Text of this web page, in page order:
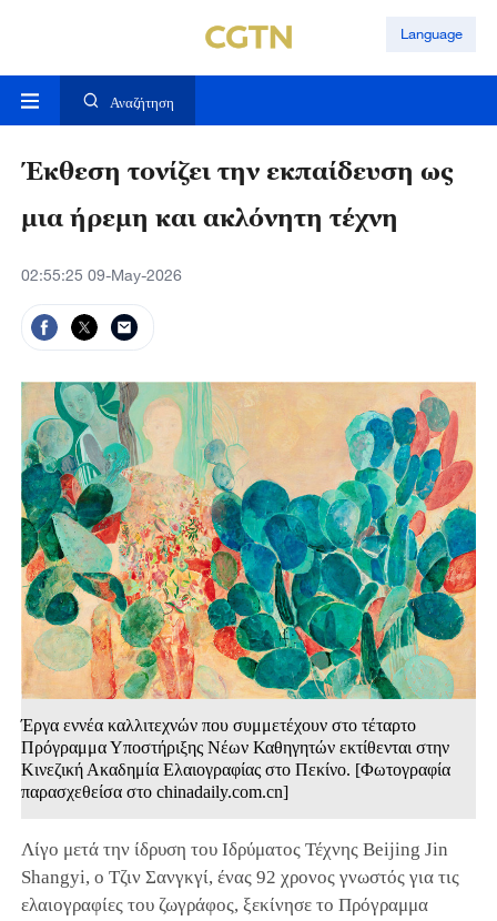
Language
Αναζήτηση
Έκθεση τονίζει την εκπαίδευση ως
μια ήρεμη και ακλόνητη τέχνη
02:55:25 09-May-2026
Έργα εννέα καλλιτεχνών που συμμετέχουν στο τέταρτο
Πρόγραμμα Υποστήριξης Νέων Καθηγητών εκτίθενται στην
Κινεζική Ακαδημία Ελαιογραφίας στο Πεκίνο. [Φωτογραφία
παρασχεθείσα στο chinadaily.com.cn]
Λίγο μετά την ίδρυση του Ιδρύματος Τέχνης Beijing Jin
Shangyi, ο Τζιν Σανγκγί, ένας 92 χρονος γνωστός για τις
ελαιογραφίες του ζωγράφος, ξεκίνησε το Πρόγραμμα